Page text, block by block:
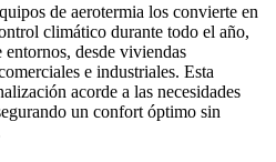
de aerotermia los convierte en
climático durante todo el año,
entornos, desde viviendas
e industriales. Esta
acorde a las necesidades
un confort óptimo sin